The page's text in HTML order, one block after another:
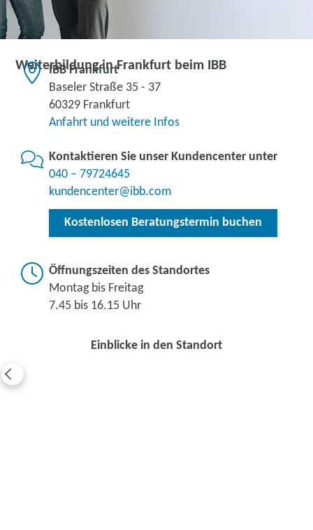
Weiterbildung in Frankfurt beim IBB
IBB Frankfurt
Baseler Straße 35 - 37
60329 Frankfurt
Anfahrt und weitere Infos
Kontaktieren Sie unser Kundencenter unter
040 – 79724645
kundencenter@ibb.com
Kostenlosen Beratungstermin buchen
Öffnungszeiten des Standortes
Montag bis Freitag
7.45 bis 16.15 Uhr
Einblicke in den Standort